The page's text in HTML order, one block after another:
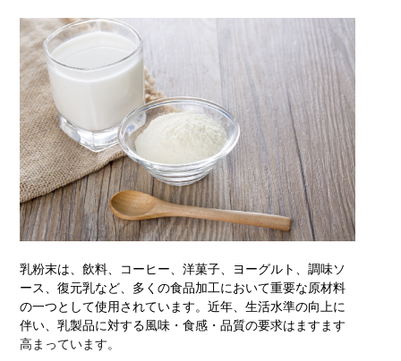
乳粉末は、飲料、コーヒー、洋菓子、ヨーグルト、調味ソ
ース、復元乳など、多くの食品加工において重要な原材料
の一つとして使用されています。近年、生活水準の向上に
伴い、乳製品に対する風味・食感・品質の要求はますます
高まっています。